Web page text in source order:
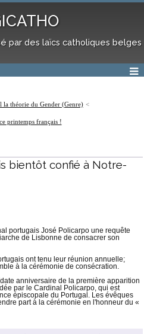
par des laïcs catholiques belges
la théorie du Gender (Genre)
printemps français !
bientôt confié à Notre-
portugais José Policarpo
de Lisbonne de consacrer son
ont tenu leur réunion annuelle;
à la cérémonie de consécration
anniversaire de la première apparition
par le Cardinal Policarpo qui est
épiscopale du Portugal Les évêques
part à la cérémonie en l'honneur du «